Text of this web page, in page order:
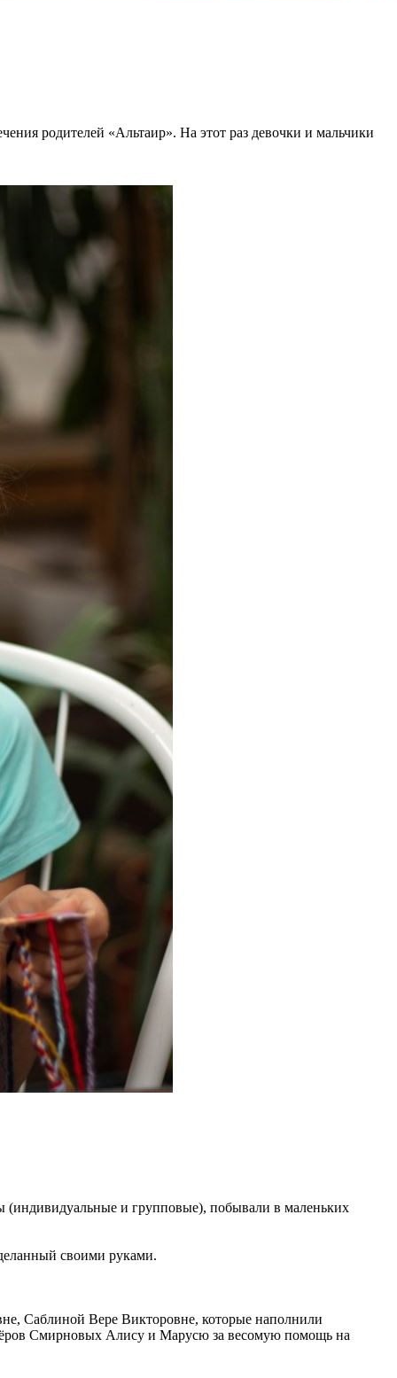
родителей «Альтаир». На этот раз девочки и мальчики
(индивидуальные и групповые), побывали в маленьких
своими руками.
Саблиной Вере Викторовне, которые наполнили
Смирновых Алису и Марусю за весомую помощь на